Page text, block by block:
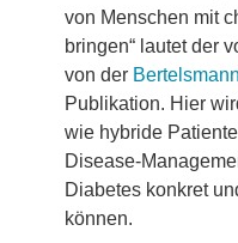
von Menschen mit
bringen“ lautet der
von der
Publikation. Hier
wie hybride
Disease-
Diabetes konkret
können.